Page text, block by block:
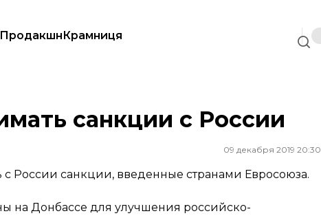
ПродакшнКрамниця
санкции с России
09 декабря 2019 20:30
России санкции, введенные странами Евросоюза.
на Донбассе для улучшения российско-